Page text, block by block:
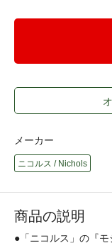
メーカー
ニコルス / Nichols
商品の説明
●「ニコルス」の『